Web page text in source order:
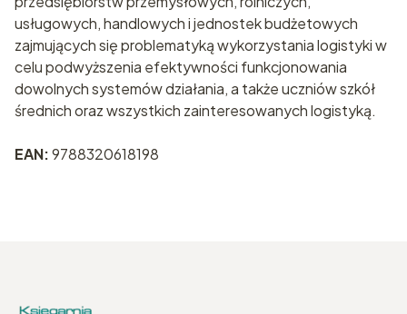
usługowych, handlowych i jednostek budżetowych
zajmujących się problematyką wykorzystania logistyki w
celu podwyższenia efektywności funkcjonowania
dowolnych systemów działania, a także uczniów szkół
średnich oraz wszystkich zainteresowanych logistyką.
EAN:9788320618198